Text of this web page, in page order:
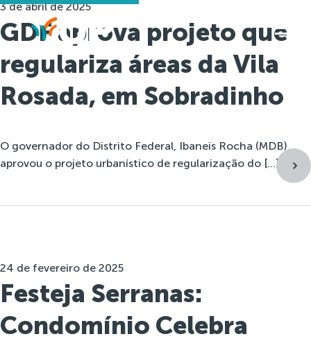
3 de abril de 2025
GDF aprova projeto que
regulariza áreas da Vila
Rosada, em Sobradinho
O governador do Distrito Federal, Ibaneis Rocha (MDB),
aprovou o projeto urbanístico de regularização do […]
24 de fevereiro de 2025
Festeja Serranas:
Condomínio Celebra